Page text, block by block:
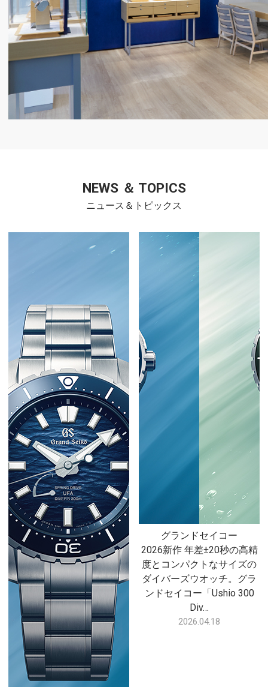
NEWS ＆ TOPICS
ニュース＆トピックス
グランドセイコー
2026新作 年差±20秒の高精
度とコンパクトなサイズの
ダイバーズウオッチ。グラ
ンドセイコー「Ushio 300
Div…
2026.04.18